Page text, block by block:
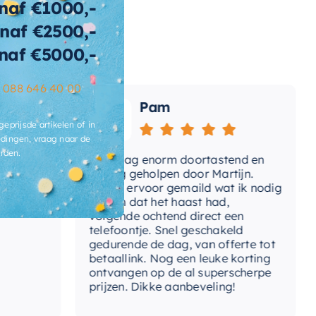
160 KG
afvoerplug Ja
2 jaar
sifon Nee, los bij te bestellen
Ja
3-4 weken
Pam
Vandaag enorm doortastend en
prettig geholpen door Martijn.
Avond ervoor gemaild wat ik nodig
had en dat het haast had,
volgende ochtend direct een
telefoontje. Snel geschakeld
gedurende de dag, van offerte tot
betaallink. Nog een leuke korting
ontvangen op de al superscherpe
prijzen. Dikke aanbeveling!
€1000,-
€2500,-
€5000,-
088 646 40 00
artikelen of in
vraag naar de